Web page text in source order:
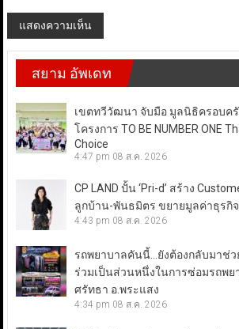
สยาม อัพเดท
เขตทวีวัฒนา จับมือ มูลนิธิครอบครั
โครงการ TO BE NUMBER ONE
Choice
4:47 pm 08 ส.ค. 2026
CP LAND ปั้น ‘Pri-d’ สร้าง
ลูกบ้าน-พันธมิตร ขยายมูลค่าธุรกิจ
4:43 pm 08 ส.ค. 2026
รถพยาบาลคันนี้…ยังต้องกลับมาช่
ร่วมเป็นส่วนหนึ่งในการซ่อมรถพ
ศรัทธา อ.พระแสง
4:34 pm 08 ส.ค. 2026